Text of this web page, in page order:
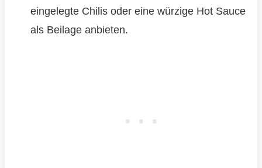
eingelegte Chilis oder eine würzige Hot Sauce
als Beilage anbieten.